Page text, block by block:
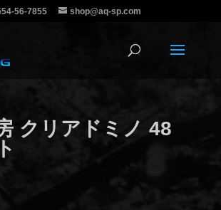
56-7855 shop@aq-sp.com
クリアドミノ 48